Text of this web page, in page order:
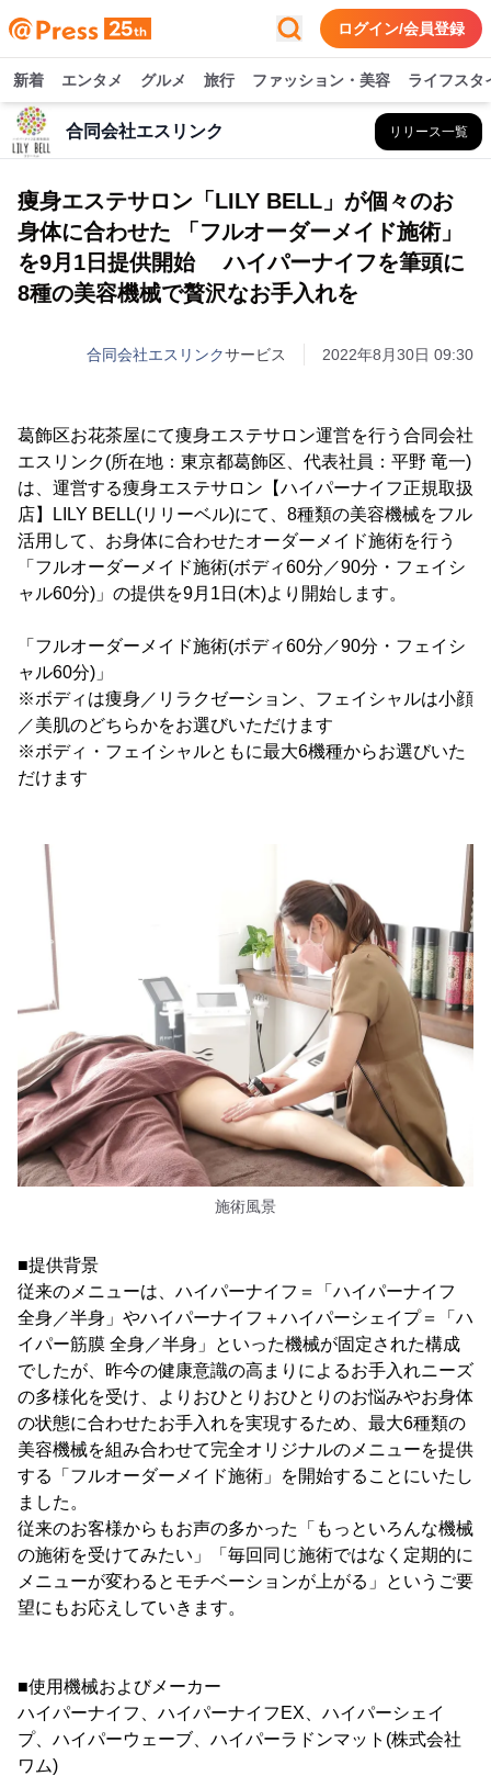
ログイン/会員登録
新着 エンタメ グルメ 旅行 ファッション・美容 ライフスタ
合同会社エスリンク リリース一覧
痩身エステサロン「LILY BELL」が個々のお
身体に合わせた 「フルオーダーメイド施術」
を9月1日提供開始 ハイパーナイフを筆頭に
8種の美容機械で贅沢なお手入れを
合同会社エスリンクサービス 2022年8月30日 09:30
葛飾区お花茶屋にて痩身エステサロン運営を行う合同会社
エスリンク(所在地：東京都葛飾区、代表社員：平野 竜一)
は、運営する痩身エステサロン【ハイパーナイフ正規取扱
店】LILY BELL(リリーベル)にて、8種類の美容機械をフル
活用して、お身体に合わせたオーダーメイド施術を行う
「フルオーダーメイド施術(ボディ60分／90分・フェイシ
ャル60分)」の提供を9月1日(木)より開始します。
「フルオーダーメイド施術(ボディ60分／90分・フェイシ
ャル60分)」
※ボディは痩身／リラクゼーション、フェイシャルは小顔
／美肌のどちらかをお選びいただけます
※ボディ・フェイシャルともに最大6機種からお選びいた
だけます
施術風景
■提供背景
従来のメニューは、ハイパーナイフ＝「ハイパーナイフ
全身／半身」やハイパーナイフ＋ハイパーシェイプ＝「ハ
イパー筋膜 全身／半身」といった機械が固定された構成
でしたが、昨今の健康意識の高まりによるお手入れニーズ
の多様化を受け、よりおひとりおひとりのお悩みやお身体
の状態に合わせたお手入れを実現するため、最大6種類の
美容機械を組み合わせて完全オリジナルのメニューを提供
する「フルオーダーメイド施術」を開始することにいたし
ました。
従来のお客様からもお声の多かった「もっといろんな機械
の施術を受けてみたい」「毎回同じ施術ではなく定期的に
メニューが変わるとモチベーションが上がる」というご要
望にもお応えしていきます。
■使用機械およびメーカー
ハイパーナイフ、ハイパーナイフEX、ハイパーシェイ
プ、ハイパーウェーブ、ハイパーラドンマット(株式会社
ワム)